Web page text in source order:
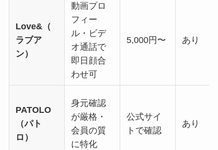
Love&（
ラブア
ン）
動画プロ
フィー
ル・ビデ
オ通話で
即日顔合
わせ可
5,000円〜 あり
PATOLO
（パト
ロ）
身元確認
が厳格・
会員の質
に特化
公式サイ
トで確認
あり